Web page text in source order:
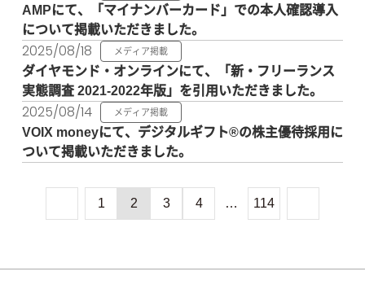
AMPにて、「マイナンバーカード」での本人確認導入
について掲載いただきました。
2025/08/18 メディア掲載
ダイヤモンド・オンラインにて、「新・フリーランス
実態調査 2021-2022年版」を引用いただきました。
2025/08/14 メディア掲載
VOIX moneyにて、デジタルギフト®の株主優待採用に
ついて掲載いただきました。
1 2 3 4 … 114